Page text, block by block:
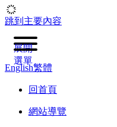
跳到主要內容
展開
選單
English繁體
回首頁
網站導覽